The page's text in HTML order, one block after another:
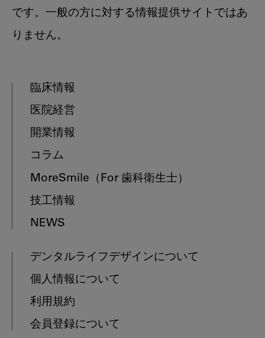
です。一般の方に対する情報提供サイトではあ
りません。
臨床情報
医院経営
開業情報
コラム
MoreSmile （For 歯科衛生士）
技工情報
NEWS
デンタルライフデザインについて
個人情報について
利用規約
会員登録について